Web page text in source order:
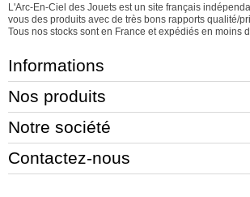
L'Arc-En-Ciel des Jouets est un site français
vous des produits avec de très bons rapports qualité/
Tous nos stocks sont en France et expédiés en moins
Informations
Nos produits
Notre société
Contactez-nous